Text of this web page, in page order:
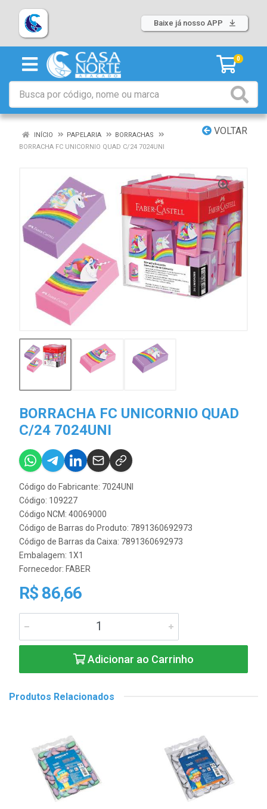
Baixe já nosso APP
0
VOLTAR
INÍCIO PAPELARIA
BORRACHAS
BORRACHA FC UNICORNIO QUAD C/24 7024UNI
BORRACHA FC UNICORNIO QUAD
C/24 7024UNI
Código do Fabricante: 7024UNI
Código: 109227
Código NCM: 40069000
Código de Barras do Produto: 7891360692973
Código de Barras da Caixa: 7891360692973
Embalagem: 1X1
Fornecedor: FABER
R$ 86,66
Adicionar ao Carrinho
Produtos Relacionados